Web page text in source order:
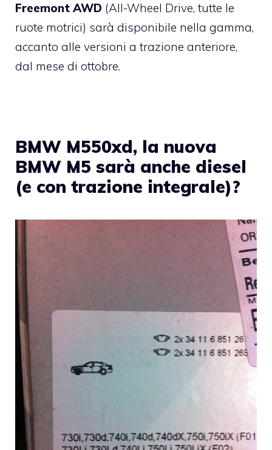
Freemont AWD (All-Wheel Drive, tutte le
ruote motrici) sarà disponibile nella gamma,
accanto alle versioni a trazione anteriore,
dal mese di ottobre.
BMW M550xd, la nuova
BMW M5 sarà anche diesel
(e con trazione integrale)?